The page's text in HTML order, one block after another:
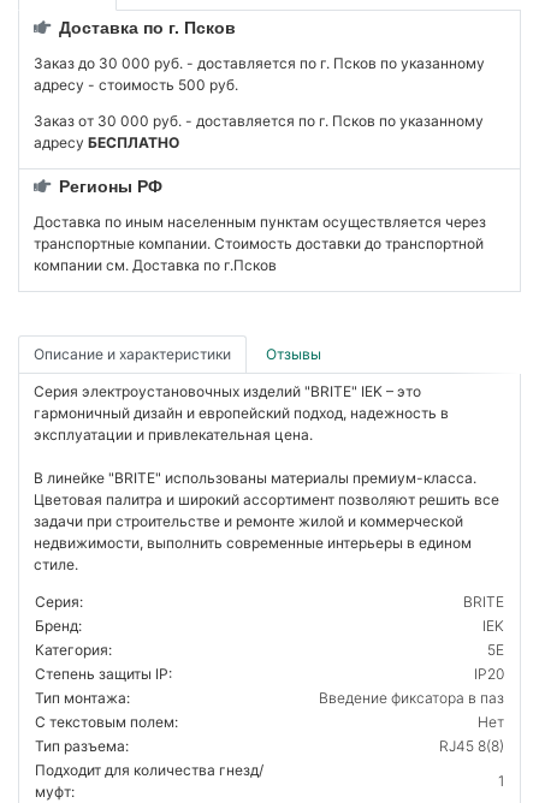
Доставка по г. Псков
Заказ до 30 000 руб. - доставляется по г. Псков по указанному
адресу - стоимость 500 руб.
Заказ от 30 000 руб. - доставляется по г. Псков по указанному
адресу БЕСПЛАТНО
Регионы РФ
Доставка по иным населенным пунктам осуществляется через
транспортные компании. Стоимость доставки до транспортной
компании см. Доставка по г.Псков
Описание и характеристики Отзывы
Серия электроустановочных изделий "BRITE" IEK – это
гармоничный дизайн и европейский подход, надежность в
эксплуатации и привлекательная цена.
В линейке "BRITE" использованы материалы премиум-класса.
Цветовая палитра и широкий ассортимент позволяют решить все
задачи при строительстве и ремонте жилой и коммерческой
недвижимости, выполнить современные интерьеры в едином
стиле.
Серия:
BRITE
Бренд:
IEK
Категория:
5E
Степень защиты IP:
IP20
Тип монтажа:
Введение фиксатора в паз
С текстовым полем:
Нет
Тип разъема:
RJ45 8(8)
Подходит для количества гнезд/
муфт:
1